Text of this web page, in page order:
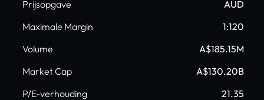
Prijsopgave
AUD
Maximale Margin
1:120
Volume
A$185.15M
Market Cap
A$130.20B
P/E-verhouding
21.35